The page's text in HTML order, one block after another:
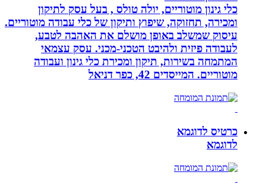
כלי גינון מוטוריים, יולה טולס , בעל עסק לתיקון
ומכירה, תחזוקה, שיפוץ ותיקון של כלי עבודה מוטוריים.
עיסוק שמשלב באופן מושלם את האהבה לטבע,
לעבודה פיזית ולהיבט הטכני-מכני. עסק עצמאי
המתמחה בשירות, תיקון ומכירת כלי גינון ועבודה
מוטוריים. המייסדים 42, כפר דניאל
כרטיס לדוגמא
לדוגמא